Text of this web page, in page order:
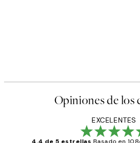
Opiniones de los
EXCELENTES